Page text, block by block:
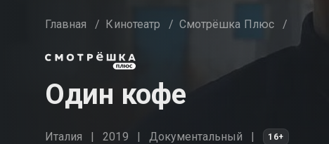
Главная / Кинотеатр / Смотрёшка Плюс /
Один кофе
Италия 2019 Документальный 16+